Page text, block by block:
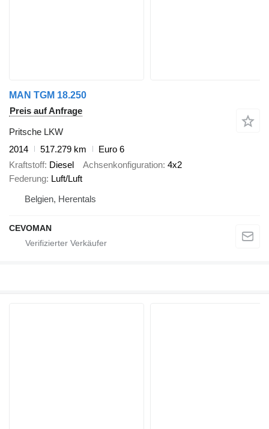
MAN TGM 18.250
Preis auf Anfrage
Pritsche LKW
2014
517.279 km
Euro 6
Kraftstoff Diesel Achsenkonfiguration 4x2
Federung Luft/Luft
Belgien, Herentals
CEVOMAN